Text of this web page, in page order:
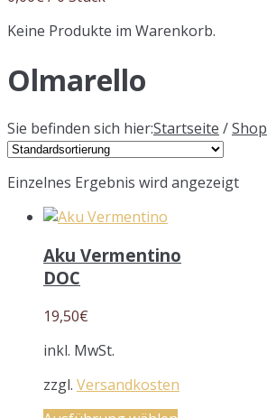
Keine Produkte im Warenkorb.
Olmarello
Sie befinden sich hier:Startseite /Shop
Einzelnes Ergebnis wird angezeigt
Aku Vermentino
DOC
19,50€
inkl. MwSt.
zzgl. Versandkosten